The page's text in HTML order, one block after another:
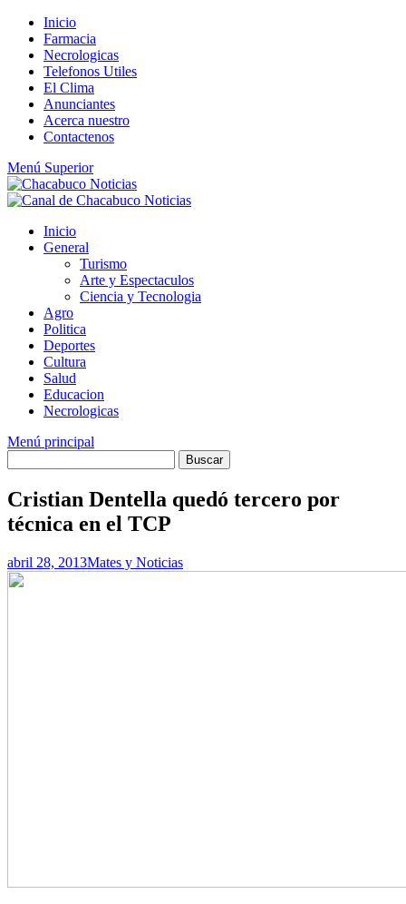
Saltar
contenido
Inicio
Farmacia
Necrologicas
Telefonos Utiles
El Clima
Anunciantes
Acerca nuestro
Contactenos
Menú Superior
Inicio
General
Turismo
Arte y Espectaculos
Ciencia y Tecnologia
Agro
Politica
Deportes
Cultura
Salud
Educacion
Necrologicas
Menú principal
Cristian Dentella quedó tercero por
técnica en el TCP
abril 28, 2013Mates y Noticias